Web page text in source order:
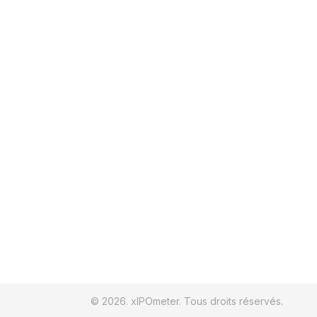
© 2026. xIPOmeter. Tous droits réservés.